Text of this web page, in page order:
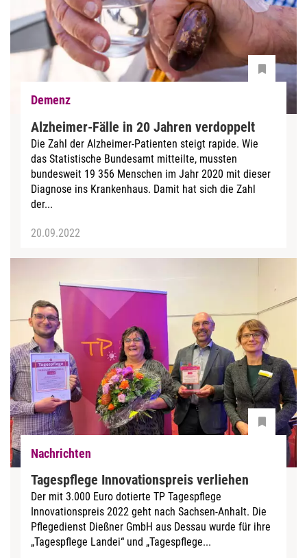
Demenz
Alzheimer-Fälle in 20 Jahren verdoppelt
Die Zahl der Alzheimer-Patienten steigt rapide. Wie
das Statistische Bundesamt mitteilte, mussten
bundesweit 19 356 Menschen im Jahr 2020 mit dieser
Diagnose ins Krankenhaus. Damit hat sich die Zahl
der...
20.09.2022
Nachrichten
Tagespflege Innovationspreis verliehen
Der mit 3.000 Euro dotierte TP Tagespflege
Innovationspreis 2022 geht nach Sachsen-Anhalt. Die
Pflegedienst Dießner GmbH aus Dessau wurde für ihre
„Tagespflege Landei“ und „Tagespflege...